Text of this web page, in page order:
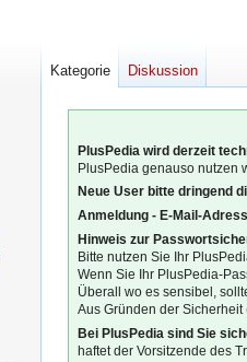
PlusPedia wird derzeit
PlusPedia genauso nutzen
Neue User bitte dringend
Anmeldung - E-Mail-
Hinweis zur
Bitte nutzen Sie Ihr
Wenn Sie Ihr PlusPedia-
Überall wo es sensibel,
Aus Gründen der
Bei PlusPedia sind Sie
haftet der Vorsitzende des
Kategorie Diskussion